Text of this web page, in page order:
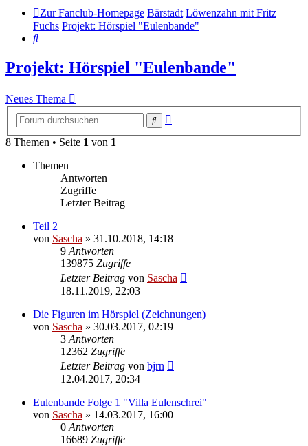
Zur Fanclub-Homepage Bärstadt Löwenzahn mit Fritz
Fuchs Projekt: Hörspiel "Eulenbande"
Suche
Projekt: Hörspiel "Eulenbande"
Neues Thema
Suche
8 Themen • Seite 1 von 1
Themen
Antworten
Zugriffe
Letzter Beitrag
Teil 2
von Sascha » 31.10.2018, 14:18
9 Antworten
139875 Zugriffe
Letzter Beitrag von Sascha
18.11.2019, 22:03
Die Figuren im Hörspiel (Zeichnungen)
von Sascha » 30.03.2017, 02:19
3 Antworten
12362 Zugriffe
Letzter Beitrag von bjrn
12.04.2017, 20:34
Eulenbande Folge 1 "Villa Eulenschrei"
von Sascha » 14.03.2017, 16:00
0 Antworten
16689 Zugriffe